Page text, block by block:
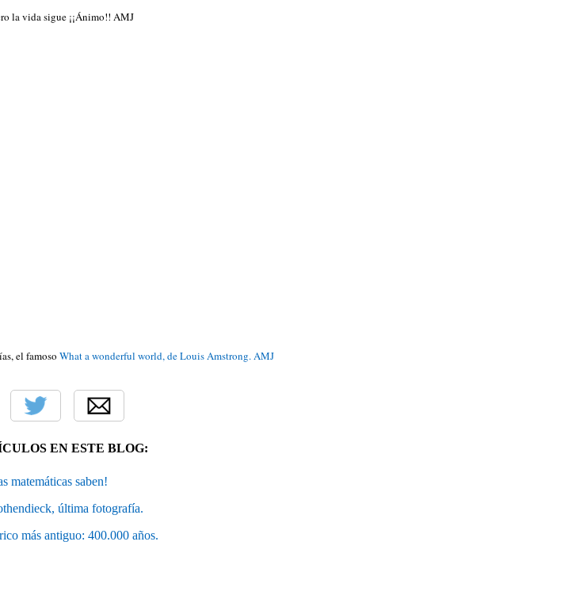
la vida sigue ¡¡Ánimo!! AMJ
el famoso What a wonderful world, de Louis Amstrong. AMJ
EN ESTE BLOG:
matemáticas saben!
última fotografía.
más antiguo: 400.000 años.